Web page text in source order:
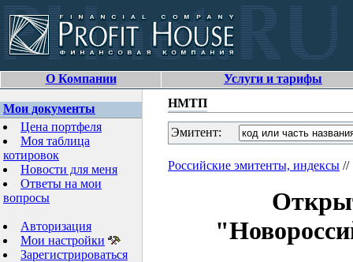
О Компании Услуги и тарифы
Мои документы
Цена портфеля
Моя таблица
котировок
Новости для меня
Ответы на мои
вопросы
Авторизация
Мои настройки
Зарегистрироваться
НМТП
Эмитент:
Российские эмитенты, индексы //